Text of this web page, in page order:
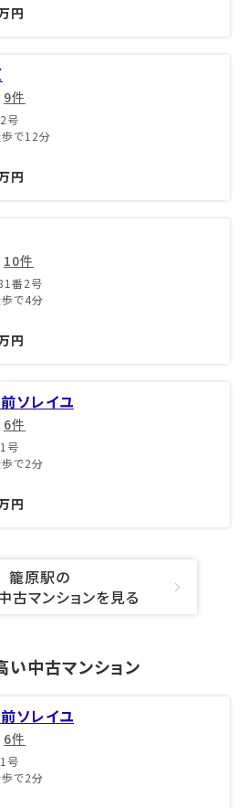
円
9件
号
歩で12分
円
10件
番2号
歩で4分
円
ソレイユ
6件
号
歩で2分
円
籠原駅の
古マンションを見る
中古マンション
ソレイユ
6件
号
歩で2分